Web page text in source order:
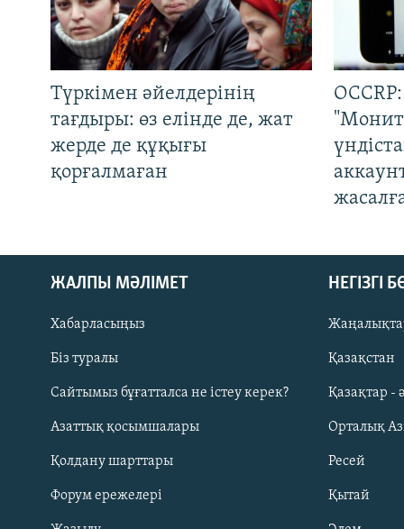
Русский
ЖАЗЫЛЫҢЫЗ
Түркімен әйелдерінің
тағдыры: өз елінде де, жат
жерде де құқығы
қорғалмаған
ЖАЛПЫ МӘЛІМЕТ
Хабарласыңыз
Біз туралы
Сайтымыз бұғатталса не істеу керек?
Азаттық қосымшалары
Қолдану шарттары
Форум ережелері
НЕГІЗГІ
Қазақстан
Қазақтар -
Орталық
Ресей
Қытай